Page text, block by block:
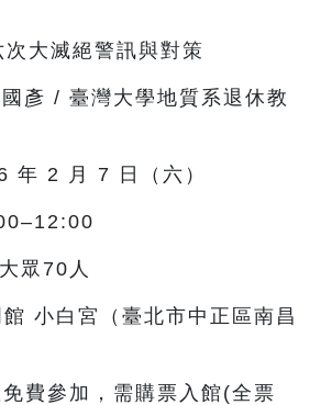
次大滅絕警訊與對策
國彥 / 臺灣大學地質系退休教
年 2 月 7 日（六）
眾70人
館 小白宮（臺北市中正區南昌
費參加，需購票入館(全票